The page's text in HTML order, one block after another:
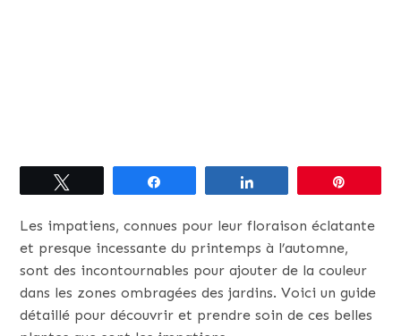
Les impatiens, connues pour leur floraison éclatante
et presque incessante du printemps à l’automne,
sont des incontournables pour ajouter de la couleur
dans les zones ombragées des jardins. Voici un guide
détaillé pour découvrir et prendre soin de ces belles